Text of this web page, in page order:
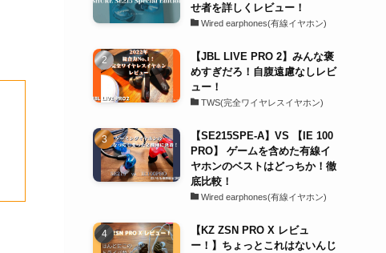
せ者を詳しくレビュー！
Wired earphones(有線イヤホン)
【JBL LIVE PRO 2】みんな褒
めすぎだろ！自腹遠慮なしレビ
ュー！
TWS(完全ワイヤレスイヤホン)
【SE215SPE-A】VS 【IE 100
PRO】 ゲームを含めた有線イ
ヤホンのベストはどっちか！徹
底比較！
Wired earphones(有線イヤホン)
【KZ ZSN PRO X レビュ
ー！】ちょっとこれはないんじ